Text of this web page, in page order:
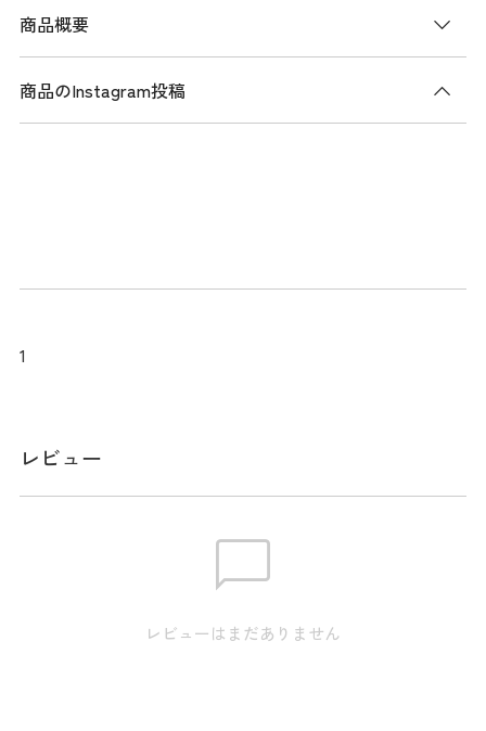
商品概要
商品説明
ており、肌を守ります。 デザインには、カラーを組み合わせ
を加えています。
身丈59.0 / 肩巾35.0 / 身幅43.0 / 裾巾44.0 /
身丈61.0 / 肩巾37.0 / 身幅46.0 / 裾巾47.0 /
商品のInstagram投稿
1
レビュー
レビューはまだありません